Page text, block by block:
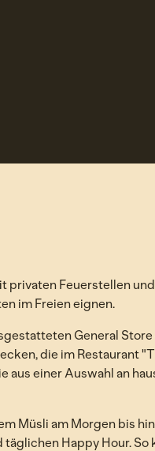
privaten Feuerstellen
im Freien eignen.
General Store
die im Restaurant
aus einer Auswahl an
Müsli am Morgen bis
Happy Hour. So